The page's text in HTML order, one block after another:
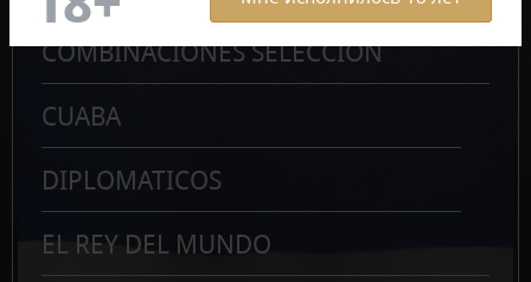
COMBINACIONES SELECCION
CUABA
DIPLOMATICOS
EL REY DEL MUNDO